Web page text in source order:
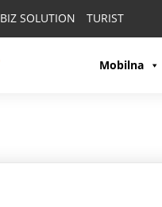
BIZ SOLUTION TURIST
Mobilna